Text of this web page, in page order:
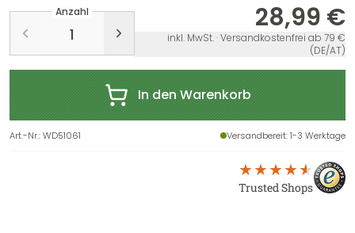
Anzahl 28,99 €
inkl. MwSt. · Versandkostenfrei ab 79 €
(DE/AT)
In den Warenkorb
Art.-Nr.:WD51061 Versandbereit: 1-3 Werktage
Trusted Shops